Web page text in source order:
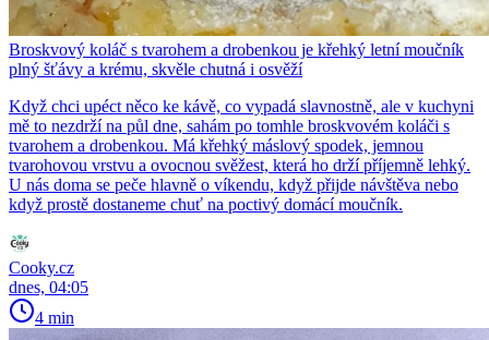
Broskvový koláč s tvarohem a drobenkou je křehký letní moučník
plný šťávy a krému, skvěle chutná i osvěží
Když chci upéct něco ke kávě, co vypadá slavnostně, ale v kuchyni
mě to nezdrží na půl dne, sahám po tomhle broskvovém koláči s
tvarohem a drobenkou. Má křehký máslový spodek, jemnou
tvarohovou vrstvu a ovocnou svěžest, která ho drží příjemně lehký.
U nás doma se peče hlavně o víkendu, když přijde návštěva nebo
když prostě dostaneme chuť na poctivý domácí moučník.
Cooky.cz
dnes, 04:05
4 min